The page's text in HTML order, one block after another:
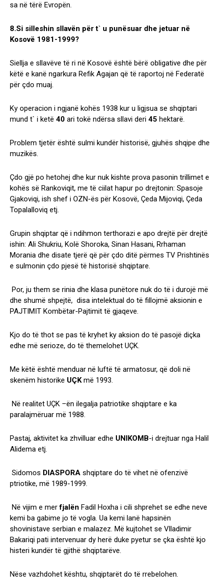
sa në tërë Evropën.
8.Si silleshin sllavën për t` u punësuar dhe jetuar në
Kosovë 1981-1999?
Siellja e sllavëve të ri në Kosovë është bërë obligative dhe për
këtë e kanë ngarkura Refik Agajan që të raportoj në Federatë
për çdo muaj.
Ky operacion i ngjanë kohës 1938 kur u ligjsua se shqiptari
mund t` i ketë 40 ari tokë ndërsa sllavi deri 45 hektarë.
Problem tjetër është sulmi kundër historisë, gjuhës shqipe dhe
muzikës.
Çdo gjë po hetohej dhe kur nuk kishte prova pasonin trillimet e
kohës së Rankoviqit, me të ciilat hapur po drejtonin: Spasoje
Gjakoviqi, ish shef i OZN-ës për Kosovë, Çeda Mijoviqi, Çeda
Topalalloviq etj.
Grupin shqiptar që i ndihmon terthorazi e apo drejtë për drejtë
ishin: Ali Shukriu, Kolë Shoroka, Sinan Hasani, Rrhaman
Morania dhe disate tjerë që për çdo ditë përmes TV Prishtinës
e sulmonin çdo pjesë të historisë shqiptare.
Por, ju them se rinia dhe klasa punëtore nuk do të i durojë më
dhe shumë shpejtë, disa intelektual do të fillojmë aksionin e
PAJTIMIT Kombëtar-Pajtimit të gjaqeve.
Kjo do të thot se pas të kryhet ky aksion do të pasojë diçka
edhe më serioze, do të themelohet UÇK.
Me këtë është menduar në luftë të armatosur, që doli në
skenëm historike UÇKmë 1993.
Në realitet UÇK –ën ilegalja patriotike shqiptare e ka
paralajmëruar më 1988.
Pastaj, aktivitet ka zhvilluar edhe UNIKOMB-i drejtuar nga Halil
Alidema etj.
Sidomos DIASPORA shqiptare do të vihet në ofenzivë
ptriotike, më 1989-1999.
Në vijim e merfjalën Fadil Hoxha i cili shprehet se edhe neve
kemi ba gabime jo të vogla. Ua kemi lanë hapsinën
shovinistave serbian e malazez. Më kujtohet se Vlladimir
Bakariqi pati intervenuar dy herë duke pyetur se çka është kjo
histeri kundër të gjithë shqiptarëve.
Nëse vazhdohet kështu, shqiptarët do të rrebelohen.